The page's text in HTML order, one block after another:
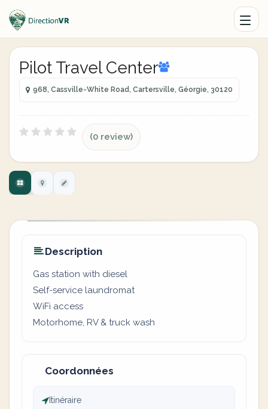
Pilot Travel Center
968, Cassville-White Road, Cartersville, Géorgie, 30120
(0 review)
Description
Gas station with diesel
Self-service laundromat
WiFi access
Motorhome, RV & truck wash
Coordonnées
Itinéraire